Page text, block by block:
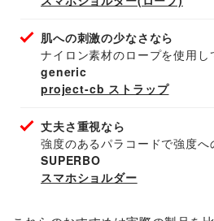
肌への刺激の少なさなら
ナイロン素材のロープを使用し
generic
project-cb ストラップ
丈夫さ重視なら
強度のあるパラコードで強度へ
SUPERBO
スマホショルダー